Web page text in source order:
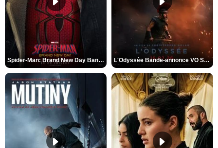
Spider-Man: Brand New Day Bande-annonce VO STFR L'Odyssée Bande-annonce VO STFR